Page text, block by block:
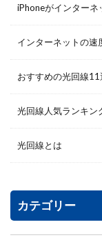
iPhoneがインター
インターネットの
おすすめの光回線
光回線人気ランキ
光回線とは
カテゴリー